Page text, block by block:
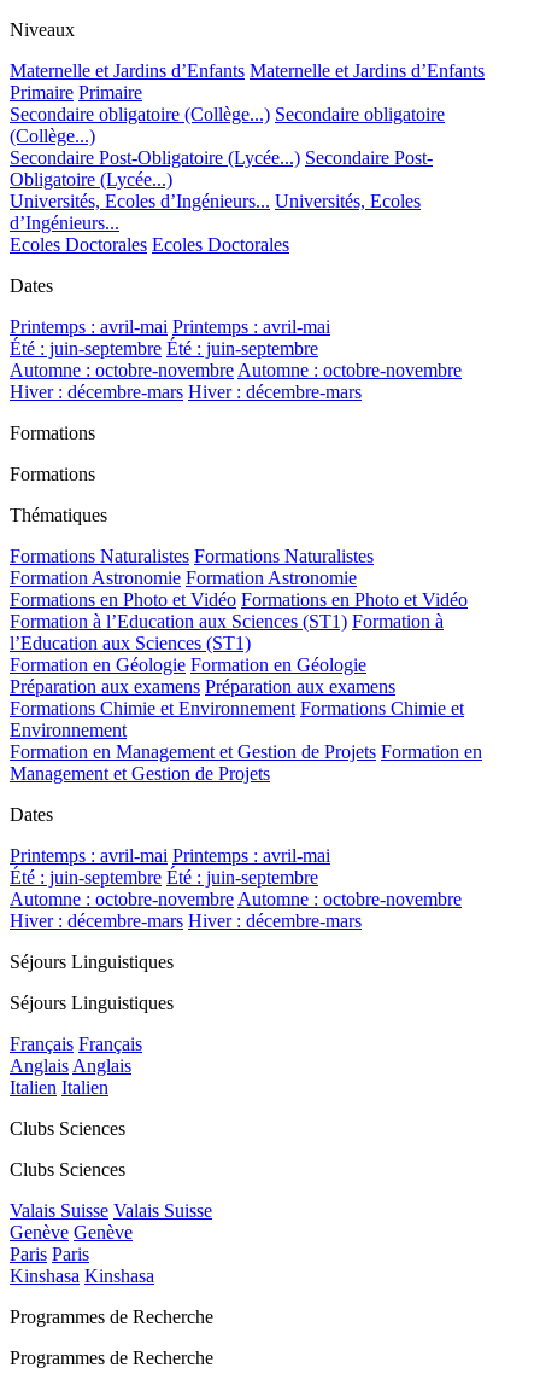
Niveaux
Maternelle et Jardins d’Enfants Maternelle et Jardins d’Enfants
Primaire Primaire
Secondaire obligatoire (Collège...) Secondaire obligatoire
(Collège...)
Secondaire Post-Obligatoire (Lycée...) Secondaire Post-
Obligatoire (Lycée...)
Universités, Ecoles d’Ingénieurs... Universités, Ecoles
d’Ingénieurs...
Ecoles Doctorales Ecoles Doctorales
Dates
Printemps : avril-mai Printemps : avril-mai
Été : juin-septembre Été : juin-septembre
Automne : octobre-novembre Automne : octobre-novembre
Hiver : décembre-mars Hiver : décembre-mars
Formations
Formations
Thématiques
Formations Naturalistes Formations Naturalistes
Formation Astronomie Formation Astronomie
Formations en Photo et Vidéo Formations en Photo et Vidéo
Formation à l’Education aux Sciences (ST1) Formation à
l’Education aux Sciences (ST1)
Formation en Géologie Formation en Géologie
Préparation aux examens Préparation aux examens
Formations Chimie et Environnement Formations Chimie et
Environnement
Formation en Management et Gestion de Projets Formation en
Management et Gestion de Projets
Dates
Printemps : avril-mai Printemps : avril-mai
Été : juin-septembre Été : juin-septembre
Automne : octobre-novembre Automne : octobre-novembre
Hiver : décembre-mars Hiver : décembre-mars
Séjours Linguistiques
Séjours Linguistiques
Français Français
Anglais Anglais
Italien Italien
Clubs Sciences
Clubs Sciences
Valais Suisse Valais Suisse
Genève Genève
Paris Paris
Kinshasa Kinshasa
Programmes de Recherche
Programmes de Recherche